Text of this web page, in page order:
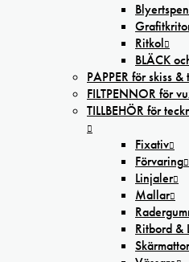
Ritkol
BLÄCK
PAPPER för skiss
FILTPENNOR för
TILLBEHÖR för
Fixativ
Förvaring
Linjaler
Mallar
Ritbord &
Skärmattor